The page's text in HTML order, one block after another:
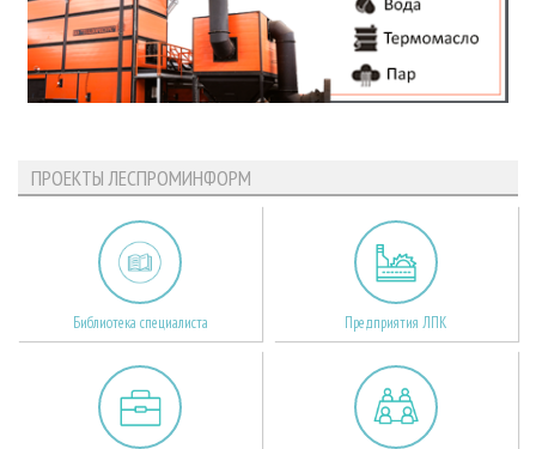
ПРОЕКТЫ ЛЕСПРОМИНФОРМ
Библиотека специалиста Предприятия ЛПК